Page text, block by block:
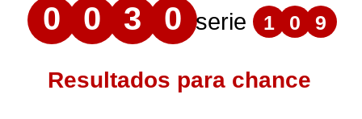
0 0 3 0 serie 1 0 9
Resultados para chance